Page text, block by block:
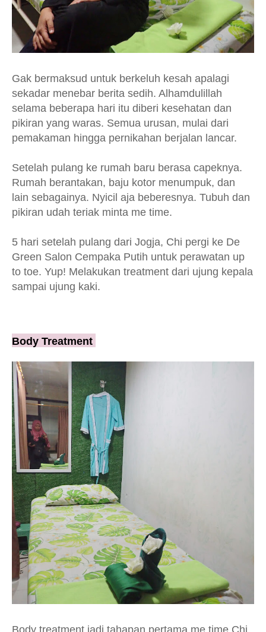
Gak bermaksud untuk berkeluh kesah apalagi
sekadar menebar berita sedih. Alhamdulillah
selama beberapa hari itu diberi kesehatan dan
pikiran yang waras. Semua urusan, mulai dari
pemakaman hingga pernikahan berjalan lancar.
Setelah pulang ke rumah baru berasa capeknya.
Rumah berantakan, baju kotor menumpuk, dan
lain sebagainya. Nyicil aja beberesnya. Tubuh dan
pikiran udah teriak minta me time.
5 hari setelah pulang dari Jogja, Chi pergi ke De
Green Salon Cempaka Putih untuk perawatan up
to toe. Yup! Melakukan treatment dari ujung kepala
sampai ujung kaki.
Body Treatment